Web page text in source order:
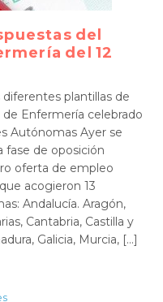
del
del 12
diferentes plantillas de
Enfermería celebrado
Autónomas Ayer se
fase de oposición
oferta de empleo
acogieron 13
Andalucía. Aragón,
Cantabria, Castilla y
Galicia, Murcia, […]